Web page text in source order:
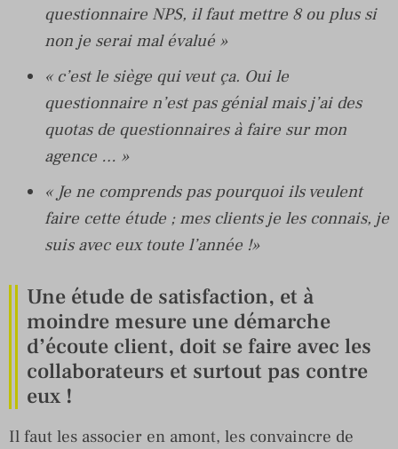
questionnaire NPS, il faut mettre 8 ou plus si
non je serai mal évalué »
« c’est le siège qui veut ça. Oui le
questionnaire n’est pas génial mais j’ai des
quotas de questionnaires à faire sur mon
agence … »
« Je ne comprends pas pourquoi ils veulent
faire cette étude ; mes clients je les connais, je
suis avec eux toute l’année !»
Une étude de satisfaction, et à
moindre mesure une démarche
d’écoute client, doit se faire avec les
collaborateurs et surtout pas contre
eux !
Il faut les associer en amont, les convaincre de